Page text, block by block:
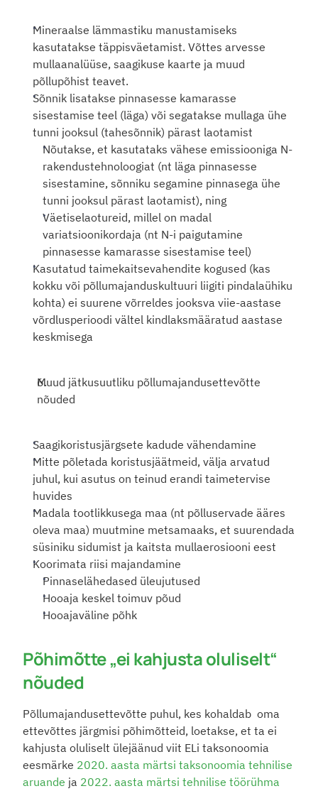
Mineraalse lämmastiku manustamiseks
kasutatakse täppisväetamist. Võttes arvesse
mullaanalüüse, saagikuse kaarte ja muud
põllupõhist teavet.
Sõnnik lisatakse pinnasesse kamarasse
sisestamise teel (läga) või segatakse mullaga ühe
tunni jooksul (tahesõnnik) pärast laotamist
Nõutakse, et kasutataks vähese emissiooniga N-
rakendustehnoloogiat (nt läga pinnasesse
sisestamine, sõnniku segamine pinnasega ühe
tunni jooksul pärast laotamist), ning
Väetiselaotureid, millel on madal
variatsioonikordaja (nt N-i paigutamine
pinnasesse kamarasse sisestamise teel)
Kasutatud taimekaitsevahendite kogused (kas
kokku või põllumajanduskultuuri liigiti pindalaühiku
kohta) ei suurene võrreldes jooksva viie-aastase
võrdlusperioodi vältel kindlaksmääratud aastase
keskmisega
Muud jätkusuutliku põllumajandusettevõtte
nõuded
Saagikoristusjärgsete kadude vähendamine
Mitte põletada koristusjäätmeid, välja arvatud
juhul, kui asutus on teinud erandi taimetervise
huvides
Madala tootlikkusega maa (nt põlluservade ääres
oleva maa) muutmine metsamaaks, et suurendada
süsiniku sidumist ja kaitsta mullaerosiooni eest
Koorimata riisi majandamine
Pinnaselähedased üleujutused
Hooaja keskel toimuv põud
Hooajaväline põhk
Põhimõtte „ei kahjusta oluliselt“
nõuded
Põllumajandusettevõtte puhul, kes kohaldab  oma
ettevõttes järgmisi põhimõtteid, loetakse, et ta ei
kahjusta oluliselt ülejäänud viit ELi taksonoomia
eesmärke 2020. aasta märtsi taksonoomia tehnilise
aruande ja 2022. aasta märtsi tehnilise töörühma